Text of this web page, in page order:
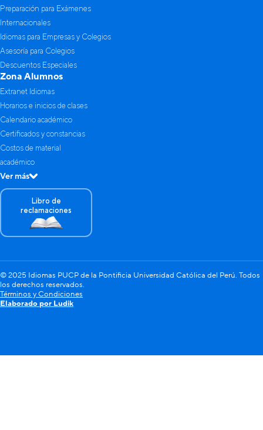
Preparación para Exámenes
Internacionales
Idiomas para Empresas y Colegios
Asesoría para Colegios
Descuentos Especiales
Zona Alumnos
Extranet Idiomas
Horarios e inicios de clases
Calendario académico
Certificados y constancias
Costos de material
académico
Ver más
Libro de
reclamaciones
© 2025 Idiomas PUCP de la Pontificia Universidad Católica del Perú. Todos
los derechos reservados.
Términos y Condiciones
Elaborado por Ludik